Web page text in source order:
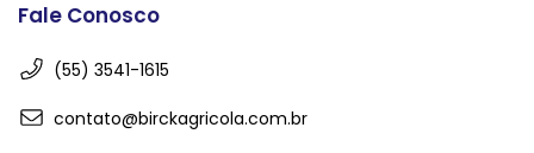
Fale Conosco
(55) 3541-1615
contato@birckagricola.com.br